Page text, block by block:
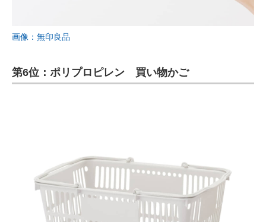
画像：無印良品
第6位：ポリプロピレン 買い物かご